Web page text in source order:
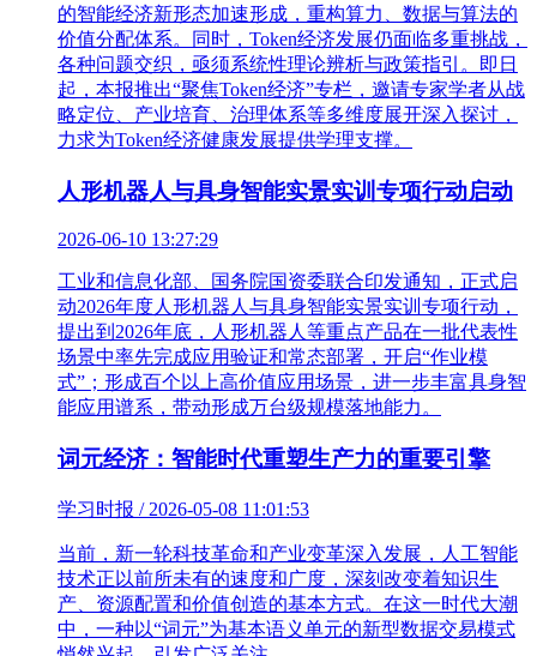
的智能经济新形态加速形成，重构算力、数据与算法的
价值分配体系。同时，Token经济发展仍面临多重挑战，
各种问题交织，亟须系统性理论辨析与政策指引。即日
起，本报推出“聚焦Token经济”专栏，邀请专家学者从战
略定位、产业培育、治理体系等多维度展开深入探讨，
力求为Token经济健康发展提供学理支撑。
人形机器人与具身智能实景实训专项行动启动
2026-06-10 13:27:29
工业和信息化部、国务院国资委联合印发通知，正式启
动2026年度人形机器人与具身智能实景实训专项行动，
提出到2026年底，人形机器人等重点产品在一批代表性
场景中率先完成应用验证和常态部署，开启“作业模
式”；形成百个以上高价值应用场景，进一步丰富具身智
能应用谱系，带动形成万台级规模落地能力。
词元经济：智能时代重塑生产力的重要引擎
学习时报 / 2026-05-08 11:01:53
当前，新一轮科技革命和产业变革深入发展，人工智能
技术正以前所未有的速度和广度，深刻改变着知识生
产、资源配置和价值创造的基本方式。在这一时代大潮
中，一种以“词元”为基本语义单元的新型数据交易模式